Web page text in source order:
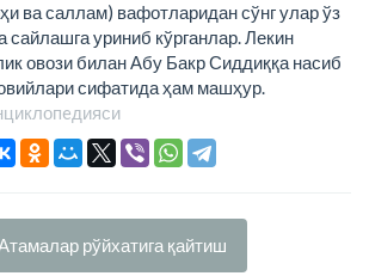
ва саллам) вафотларидан сўнг улар ўз
уриниб кўрганлар. Лекин
овози билан Абу Бакр Сиддиққа насиб
сифатида ҳам машҳур.
Атамалар рўйхатига қайтиш